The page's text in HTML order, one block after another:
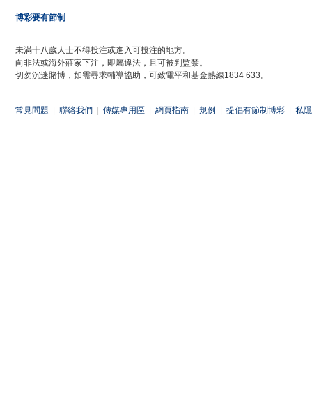
博彩要有節制
未滿十八歲人士不得投注或進入可投注的地方。
向非法或海外莊家下注，即屬違法，且可被判監禁。
切勿沉迷賭博，如需尋求輔導協助，可致電平和基金熱線1834 633。
常見問題 聯絡我們 傳媒專用區 網頁指南 規例 提倡有節制博彩 私